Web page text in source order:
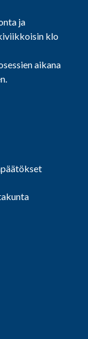
ja
klo
aikana